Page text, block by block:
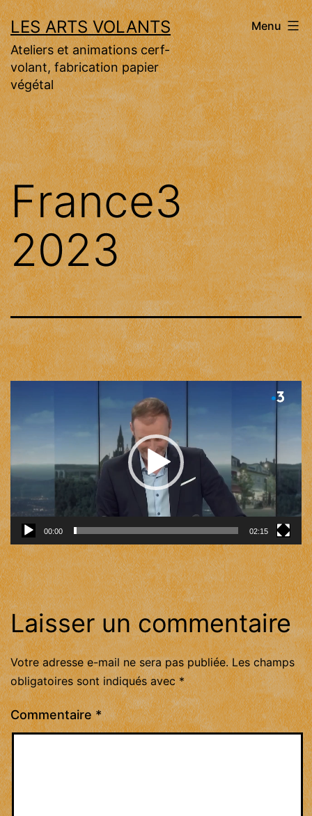
Aller
au
contenu
LES ARTS VOLANTS
Ateliers et animations cerf-
volant, fabrication papier
végétal
Menu
France3
2023
Lecteur
vidéo
00:00 02:15
Laisser un commentaire
Votre adresse e-mail ne sera pas publiée. Les champs
obligatoires sont indiqués avec*
Commentaire*